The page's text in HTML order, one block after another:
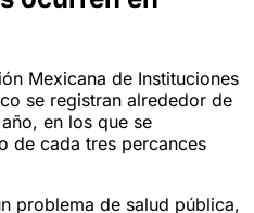
Mexicana de Instituciones
se registran alrededor de
en los que se
de cada tres percances
problema de salud pública,